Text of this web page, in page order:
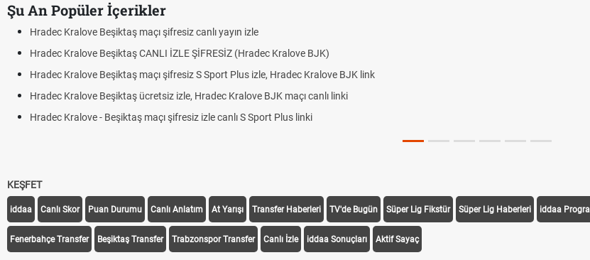
Şu An Popüler İçerikler
Hradec Kralove Beşiktaş maçı şifresiz canlı yayın izle
Hradec Kralove Beşiktaş CANLI İZLE ŞİFRESİZ (Hradec Kralove BJK)
Hradec Kralove Beşiktaş maçı şifresiz S Sport Plus izle, Hradec Kralove BJK link
Hradec Kralove Beşiktaş ücretsiz izle, Hradec Kralove BJK maçı canlı linki
Hradec Kralove - Beşiktaş maçı şifresiz izle canlı S Sport Plus linki
KEŞFET
iddaa Canlı Skor Puan Durumu Canlı Anlatım At Yarışı Transfer Haberleri TV'de Bugün Süper Lig Fikstür Süper Lig Haberleri iddaa
Fenerbahçe Transfer Beşiktaş Transfer Trabzonspor Transfer Canlı İzle iddaa Sonuçları Aktif Sayaç